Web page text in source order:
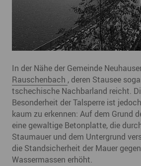
In der Nähe der Gemeinde
Rauschenbach , deren Stausee
tschechische Nachbarland reicht.
Besonderheit der Talsperre ist
kaum zu erkennen: Auf dem Grund
eine gewaltige Betonplatte, die
Staumauer und dem Untergrund
die Standsicherheit der Mauer
Wassermassen erhöht.